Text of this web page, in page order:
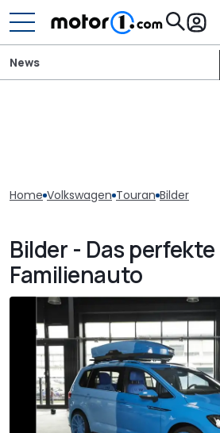
News
Home Volkswagen Touran Bilder
Bilder - Das perfekte
Familienauto